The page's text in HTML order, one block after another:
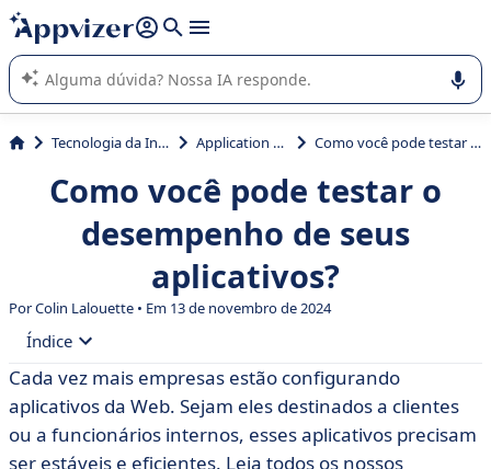
de nossa IA (várias linhas com
A IA do Appvizer o orienta no uso ou na seleção de software
SaaS para sua empresa.
Tecnologia da Informação (TI) Application monitoring Como você pode testar o desempenho de seus aplicativos?
Como você pode testar o
desempenho de seus
aplicativos?
Por Colin Lalouette • Em 13 de novembro de 2024
Índice
• Protocolos de teste tradicionais
• Novos protocolos de teste
Cada vez mais empresas estão configurando
aplicativos da Web. Sejam eles destinados a clientes
ou a funcionários internos, esses aplicativos precisam
ser estáveis e eficientes. Leia todos os nossos